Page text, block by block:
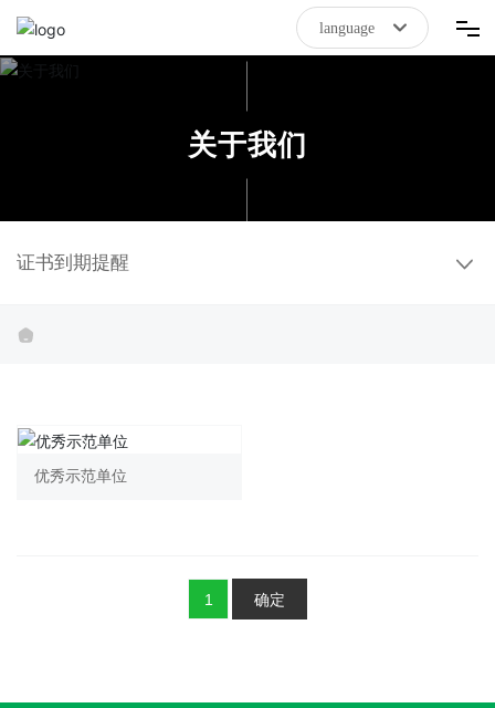
拼搏在线(中国)唯一官方网站
关于我们
language
关于我们
证书到期提醒
优秀示范单位
1 确定